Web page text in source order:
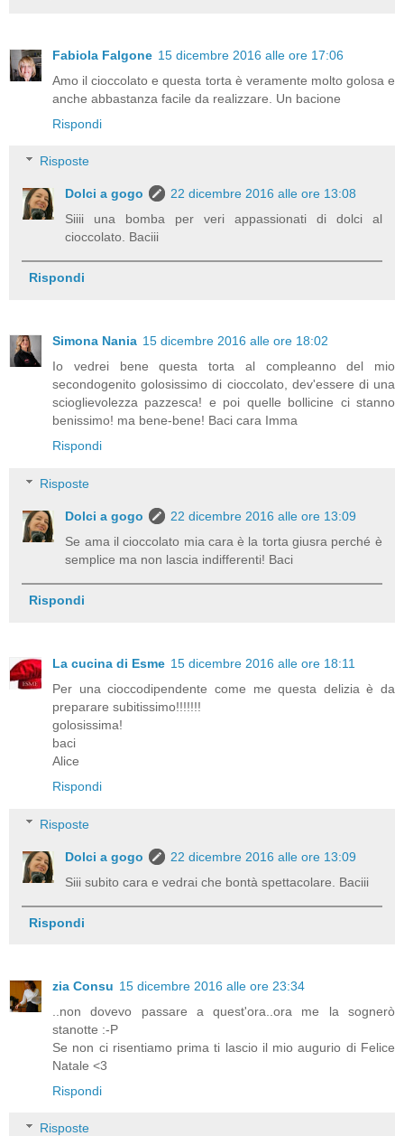
Fabiola Falgone 15 dicembre 2016 alle ore 17:06
Amo il cioccolato e questa torta è veramente molto golosa e
anche abbastanza facile da realizzare. Un bacione
Rispondi
Risposte
Dolci a gogo
22 dicembre 2016 alle ore 13:08
Siiii una bomba per veri appassionati di dolci al
cioccolato. Baciii
Rispondi
Simona Nania 15 dicembre 2016 alle ore 18:02
Io vedrei bene questa torta al compleanno del mio
secondogenito golosissimo di cioccolato, dev'essere di una
scioglievolezza pazzesca! e poi quelle bollicine ci stanno
benissimo! ma bene-bene! Baci cara Imma
Rispondi
Risposte
Dolci a gogo
22 dicembre 2016 alle ore 13:09
Se ama il cioccolato mia cara è la torta giusra perché è
semplice ma non lascia indifferenti! Baci
Rispondi
La cucina di Esme 15 dicembre 2016 alle ore 18:11
Per una cioccodipendente come me questa delizia è da
preparare subitissimo!!!!!!!
golosissima!
baci
Alice
Rispondi
Risposte
Dolci a gogo
22 dicembre 2016 alle ore 13:09
Siii subito cara e vedrai che bontà spettacolare. Baciii
Rispondi
zia Consu 15 dicembre 2016 alle ore 23:34
..non dovevo passare a quest'ora..ora me la sognerò
stanotte :-P
Se non ci risentiamo prima ti lascio il mio augurio di Felice
Natale <3
Rispondi
Risposte